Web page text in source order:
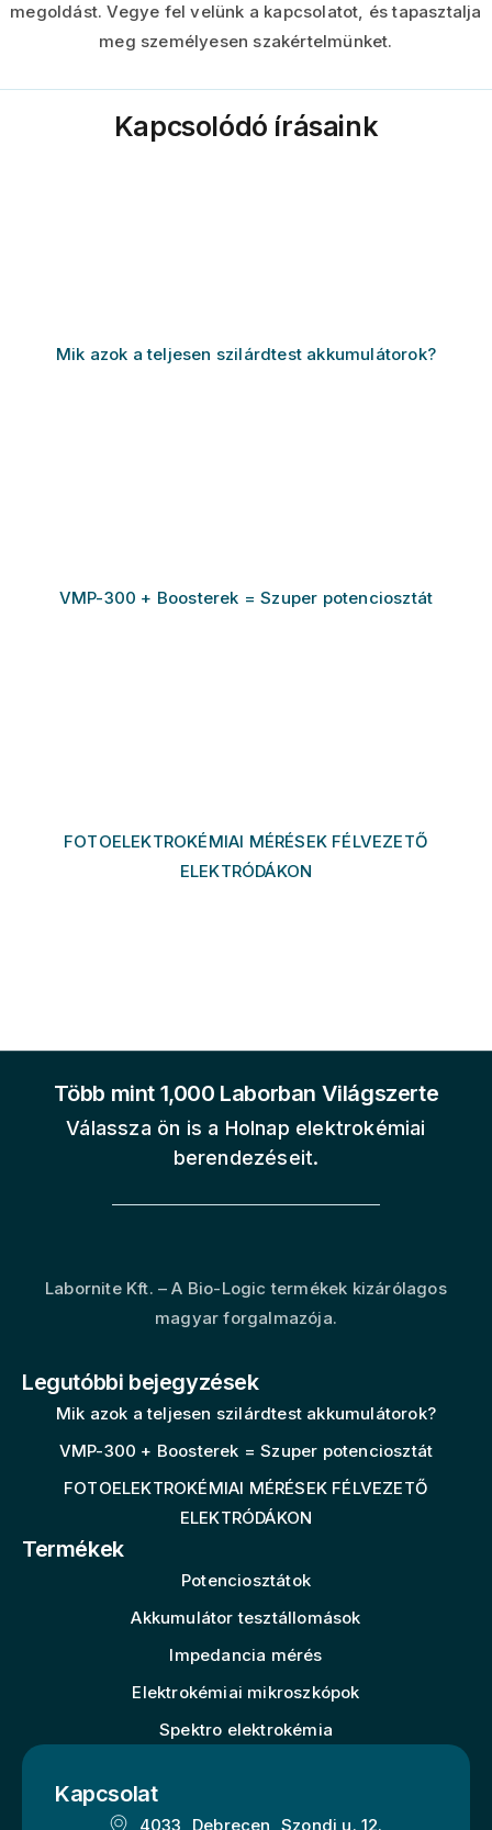
megoldást. Vegye fel velünk a kapcsolatot, és tapasztalja
meg személyesen szakértelmünket.
Kapcsolódó írásaink
Mik azok a teljesen szilárdtest akkumulátorok?
VMP-300 + Boosterek = Szuper potenciosztát
FOTOELEKTROKÉMIAI MÉRÉSEK FÉLVEZETŐ
ELEKTRÓDÁKON
Több mint 1,000 Laborban Világszerte
Válassza ön is a Holnap elektrokémiai
berendezéseit.
Labornite Kft. – A Bio-Logic termékek kizárólagos
magyar forgalmazója.
Legutóbbi bejegyzések
Mik azok a teljesen szilárdtest akkumulátorok?
VMP-300 + Boosterek = Szuper potenciosztát
FOTOELEKTROKÉMIAI MÉRÉSEK FÉLVEZETŐ
ELEKTRÓDÁKON
Termékek
Potenciosztátok
Akkumulátor tesztállomások
Impedancia mérés
Elektrokémiai mikroszkópok
Spektro elektrokémia
Kapcsolat
4033, Debrecen, Szondi u. 12.